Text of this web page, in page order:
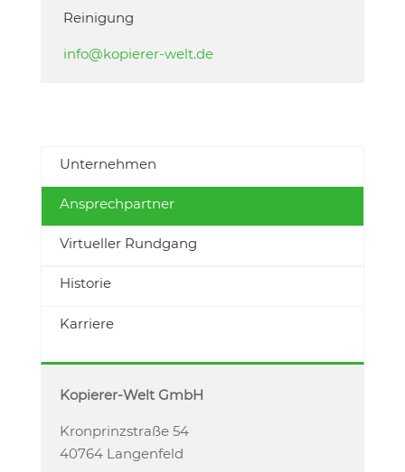
Reinigung
info@kopierer-welt.de
Unternehmen
Ansprechpartner
Virtueller Rundgang
Historie
Karriere
Kopierer-Welt GmbH
Kronprinzstraße 54
40764 Langenfeld